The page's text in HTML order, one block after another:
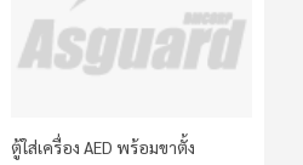
ตู้ใส่เครื่อง AED พร้อมขาตั้ง